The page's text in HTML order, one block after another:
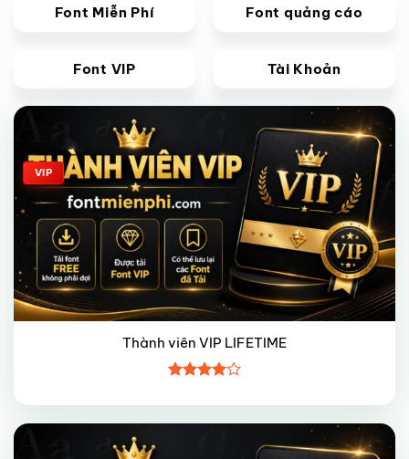
Font Miễn Phí Font quảng cáo
Font VIP Tài Khoản
Giảm giá!
VIP
Thành viên VIP LIFETIME
xếp hạng
45 sao
Giảm giá!